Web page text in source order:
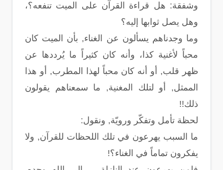
وشفقة: هل قراءة القرآن على الميت تنفعه؟،
وهل يصل ثوابها إليه؟
وما وجدناهم يسألون عن الغناء, بأن الميت كان
محباً لأغنية كذا، وأنه كان كثيراً ما يُرددها عن
ظهر قلب, أو أنه كان محباً لهذا المطرب, أو هذا
الممثل, أو لتلك المغنية, ما سمعناهم يقولون
ذلك!!
لحظة تأمل وتفكّر ورويّة, ونقول:
ما السبب يهرعون في تلك اللحظات للقرآن, ولا
يفكرون تماماً في الغناء؟!